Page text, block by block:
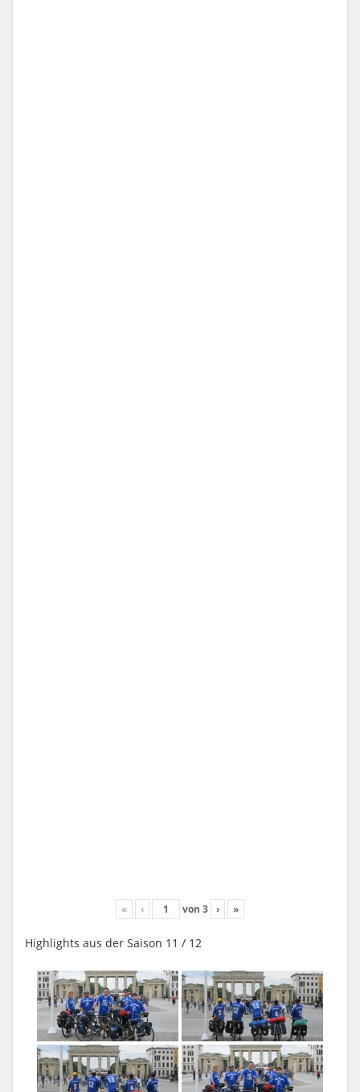
« ‹ von 3 › »
Highlights aus der Saison 11 / 12